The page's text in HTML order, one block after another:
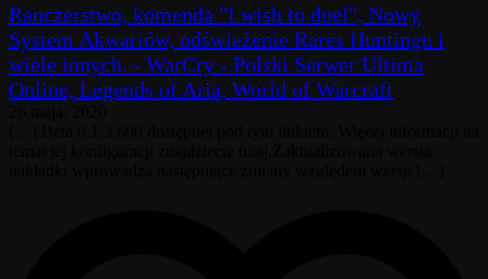
Ranczerstwo, komenda "I wish to duel", Nowy
System Akwariów, odświeżenie Rares Huntingu i
wiele innych. - WarCry - Polski Serwer Ultima
Online, Legends of Aria, World of Warcraft